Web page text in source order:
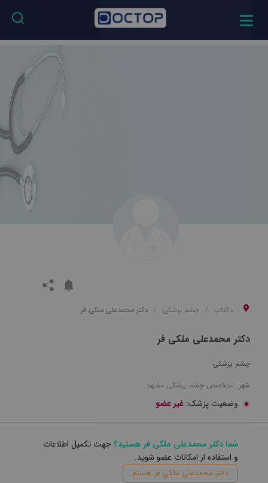
داکتاپ چشم پزشکی دکتر محمدعلی ملکی فر
دکتر محمدعلی ملکی فر
چشم پزشکی
شهر : متخصص چشم پزشکی مشهد
وضعیت پزشک: غیر عضو
شما دکتر محمدعلی ملکی فر هستید؟جهت تکمیل اطلاعات
و استفاده از امکانات عضو شوید.
دکتر محمدعلی ملکی فر هستم